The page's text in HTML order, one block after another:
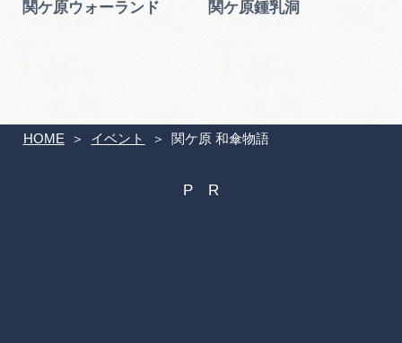
HOME イベント 関ケ原 和傘物語
関ケ原ウォーランド 関ケ原鍾乳洞